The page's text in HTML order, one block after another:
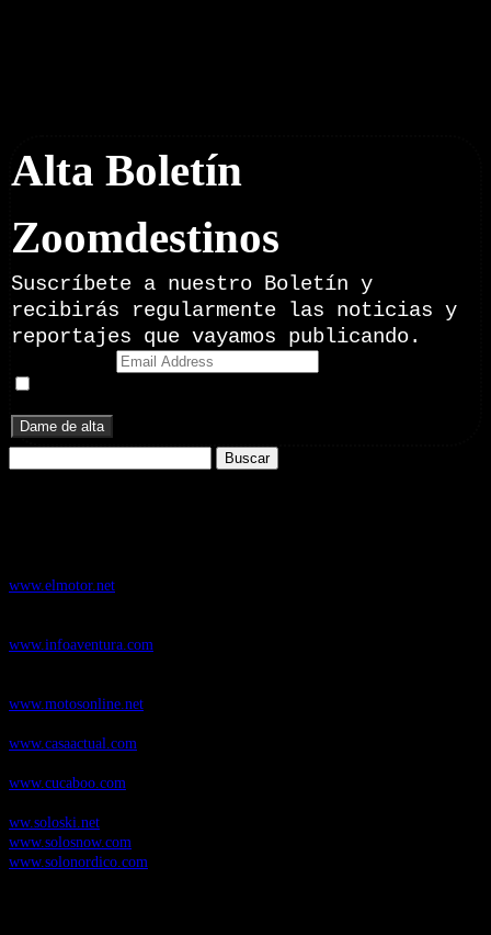
Alta Boletín
Zoomdestinos
Suscríbete a nuestro Boletín y
recibirás regularmente las noticias y
reportajes que vayamos publicando.
www.elmotor.net
www.infoaventura.com
www.motosonline.net
www.casaactual.com
www.cucaboo.com
ww.soloski.net
www.solosnow.com
www.solonordico.com